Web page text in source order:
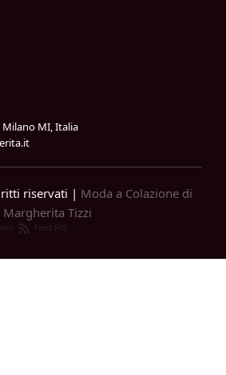
Milano MI, Italia
riservati | Moda a Colazione di
Margherita Tizzi
Feed RSS